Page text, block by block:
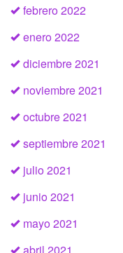
febrero 2022
enero 2022
diciembre 2021
noviembre 2021
octubre 2021
septiembre 2021
julio 2021
junio 2021
mayo 2021